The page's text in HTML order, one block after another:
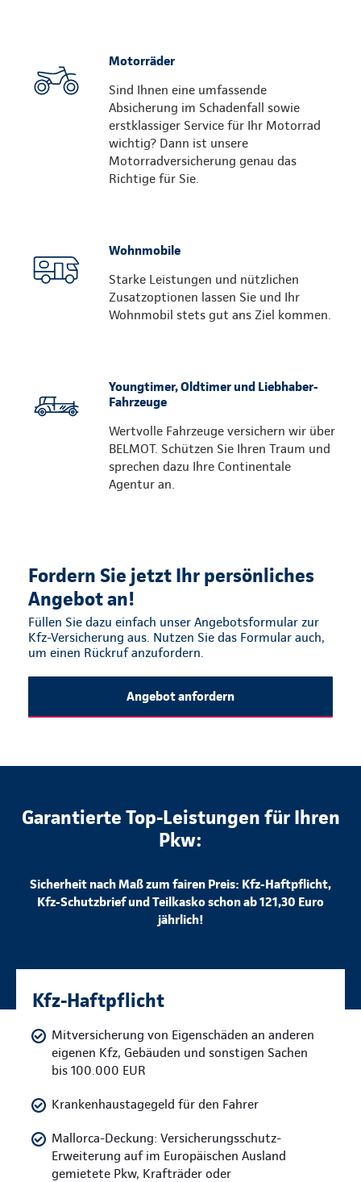
Motorräder
Sind Ihnen eine umfassende
Absicherung im Schadenfall sowie
erstklassiger Service für Ihr Motorrad
wichtig? Dann ist unsere
Motorradversicherung genau das
Richtige für Sie.
Wohnmobile
Starke Leistungen und nützlichen
Zusatzoptionen lassen Sie und Ihr
Wohnmobil stets gut ans Ziel kommen.
Youngtimer, Oldtimer und Liebhaber-
Fahrzeuge
Wertvolle Fahrzeuge versichern wir über
BELMOT. Schützen Sie Ihren Traum und
sprechen dazu Ihre Continentale
Agentur an.
Fordern Sie jetzt Ihr persönliches
Angebot an!
Füllen Sie dazu einfach unser Angebotsformular zur
Kfz-Versicherung aus. Nutzen Sie das Formular auch,
um einen Rückruf anzufordern.
Angebot anfordern
Garantierte Top-Leistungen für Ihren
Pkw:
Sicherheit nach Maß zum fairen Preis: Kfz-Haftpflicht,
Kfz-Schutzbrief und Teilkasko schon ab 121,30 Euro
jährlich!
Kfz-Haftpflicht
Mitversicherung von Eigenschäden an anderen
eigenen Kfz, Gebäuden und sonstigen Sachen
bis 100.000 EUR
Krankenhaustagegeld für den Fahrer
Mallorca-Deckung: Versicherungsschutz-
Erweiterung auf im Europäischen Ausland
gemietete Pkw, Krafträder oder